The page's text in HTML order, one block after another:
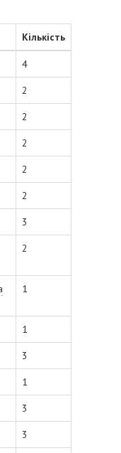
Кількість
4
2
2
2
2
2
3
2
1
1
3
1
3
3